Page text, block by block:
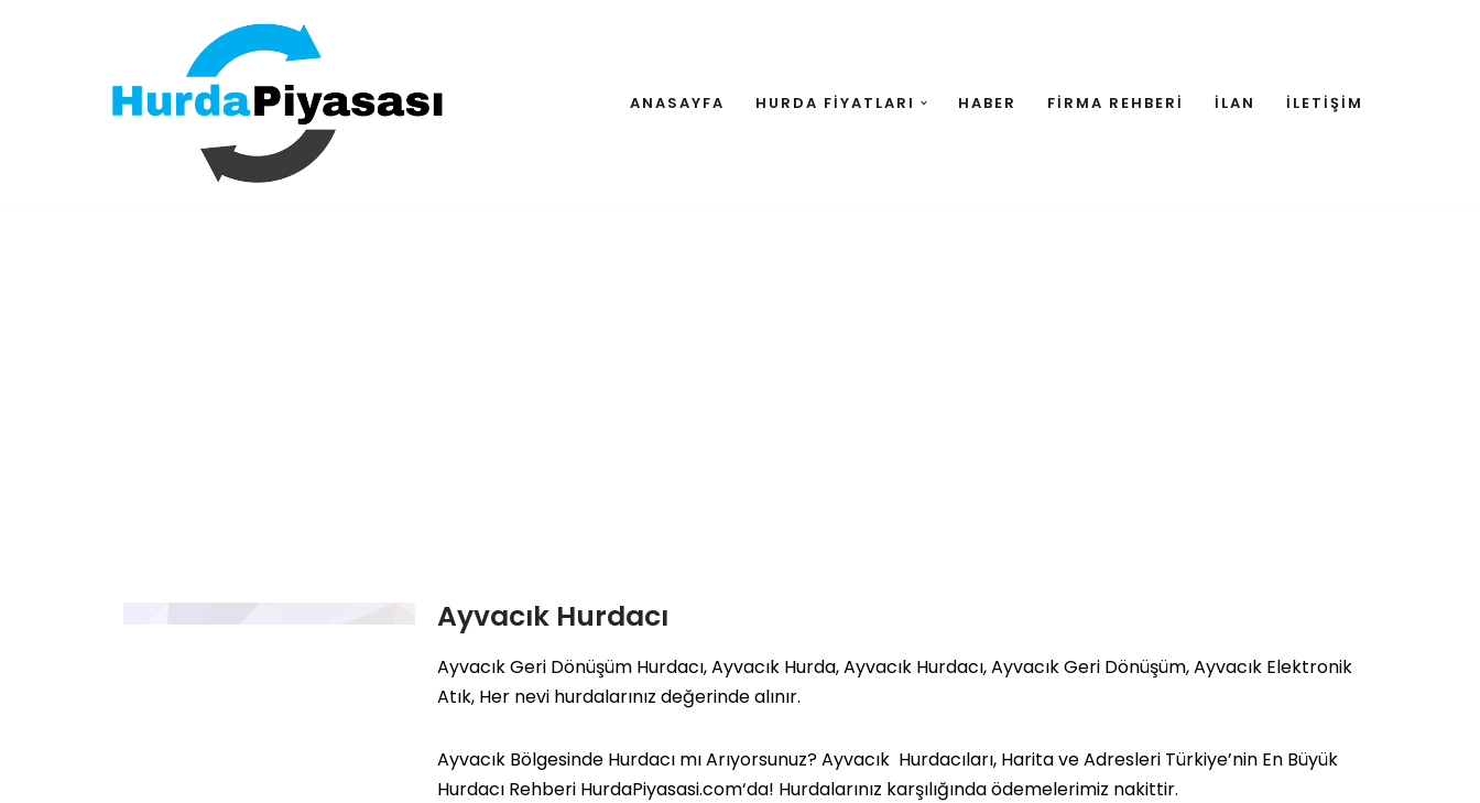
ANASAYFA HURDA FİYATLARI HABER FİRMA REHBERİ İLAN İLETİŞİM
Ayvacık Hurdacı
Ayvacık Geri Dönüşüm Hurdacı, Ayvacık Hurda, Ayvacık Hurdacı, Ayvacık Geri Dönüşüm, Ayvacık Elektronik
Atık, Her nevi hurdalarınız değerinde alınır.
Ayvacık Bölgesinde Hurdacı mı Arıyorsunuz? Ayvacık Hurdacıları, Harita ve Adresleri Türkiye’nin En Büyük
Hurdacı Rehberi HurdaPiyasasi.com‘da! Hurdalarınız karşılığında ödemelerimiz nakittir.